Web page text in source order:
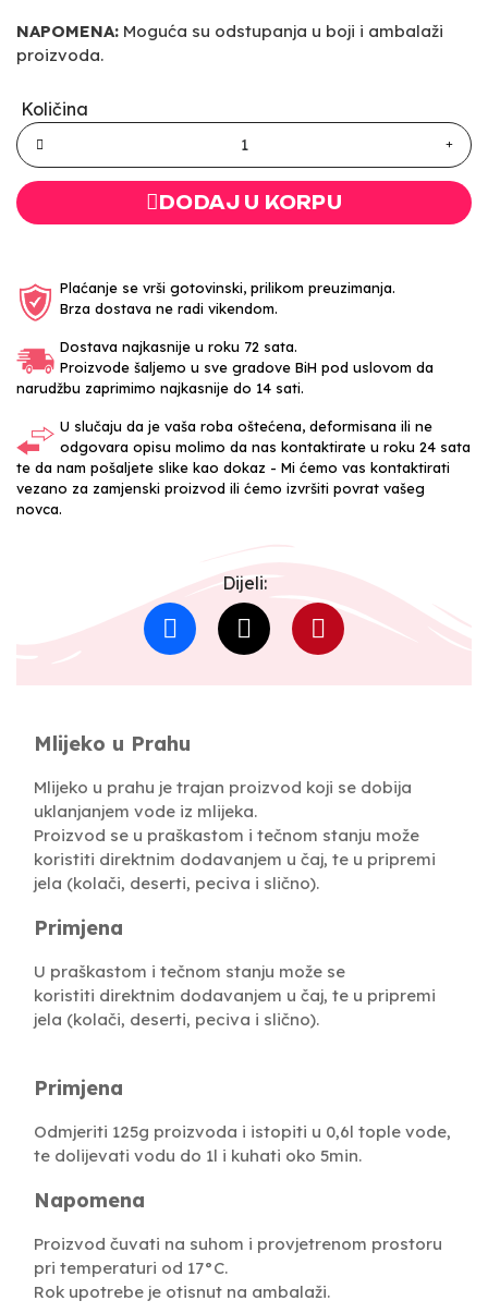
NAPOMENA: Moguća su odstupanja u boji i ambalaži
proizvoda.
Količina
DODAJ U KORPU
Plaćanje se vrši gotovinski, prilikom preuzimanja.
Brza dostava ne radi vikendom.
Dostava najkasnije u roku 72 sata.
Proizvode šaljemo u sve gradove BiH pod uslovom da
narudžbu zaprimimo najkasnije do 14 sati.
U slučaju da je vaša roba oštećena, deformisana ili ne
odgovara opisu molimo da nas kontaktirate u roku 24 sata
te da nam pošaljete slike kao dokaz - Mi ćemo vas kontaktirati
vezano za zamjenski proizvod ili ćemo izvršiti povrat vašeg
novca.
Dijeli:
Mlijeko u Prahu
Mlijeko u prahu je trajan proizvod koji se dobija
uklanjanjem vode iz mlijeka.
Proizvod se u praškastom i tečnom stanju može
koristiti direktnim dodavanjem u čaj, te u pripremi
jela (kolači, deserti, peciva i slično).
Primjena
U praškastom i tečnom stanju može se
koristiti direktnim dodavanjem u čaj, te u pripremi
jela (kolači, deserti, peciva i slično).
Primjena
Odmjeriti 125g proizvoda i istopiti u 0,6l tople vode,
te dolijevati vodu do 1l i kuhati oko 5min.
Napomena
Proizvod čuvati na suhom i provjetrenom prostoru
pri temperaturi od 17°C.
Rok upotrebe je otisnut na ambalaži.